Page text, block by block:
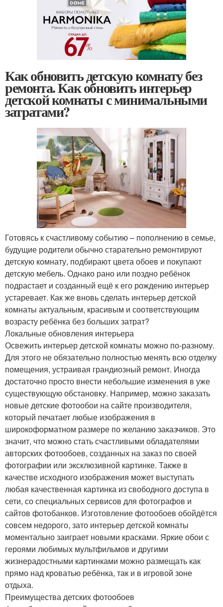
Как обновить детскую комнату без
ремонта. Как обновить интерьер
детской комнаты с минимальными
затратами?
Готовясь к счастливому событию – пополнению в семье,
будущие родители обычно старательно ремонтируют
детскую комнату, подбирают цвета обоев и покупают
детскую мебель. Однако рано или поздно ребёнок
подрастает и созданный ещё к его рождению интерьер
устаревает. Как же вновь сделать интерьер детской
комнаты актуальным, красивым и соответствующим
возрасту ребёнка без больших затрат?
Локальные обновления интерьера
Освежить интерьер детской комнаты можно по-разному.
Для этого не обязательно полностью менять всю отделку
помещения, устраивая грандиозный ремонт. Иногда
достаточно просто внести небольшие изменения в уже
существующую обстановку. Например, можно заказать
новые детские фотообои на сайте производителя,
который печатает любые изображения в
широкоформатном размере по желанию заказчиков. Это
значит, что можно стать счастливыми обладателями
авторских фотообоев, созданных на заказ по своей
фотографии или эксклюзивной картинке. Также в
качестве исходного изображения может выступать
любая качественная картинка из свободного доступа в
сети, со специальных сервисов для фотографов и
сайтов фотобанков. Изготовление фотообоев обойдётся
совсем недорого, зато интерьер детской комнаты
моментально заиграет новыми красками. Яркие обои с
героями любимых мультфильмов и другими
жизнерадостными картинками можно размещать как
прямо над кроватью ребёнка, так и в игровой зоне
отдыха.
Преимущества детских фотообоев